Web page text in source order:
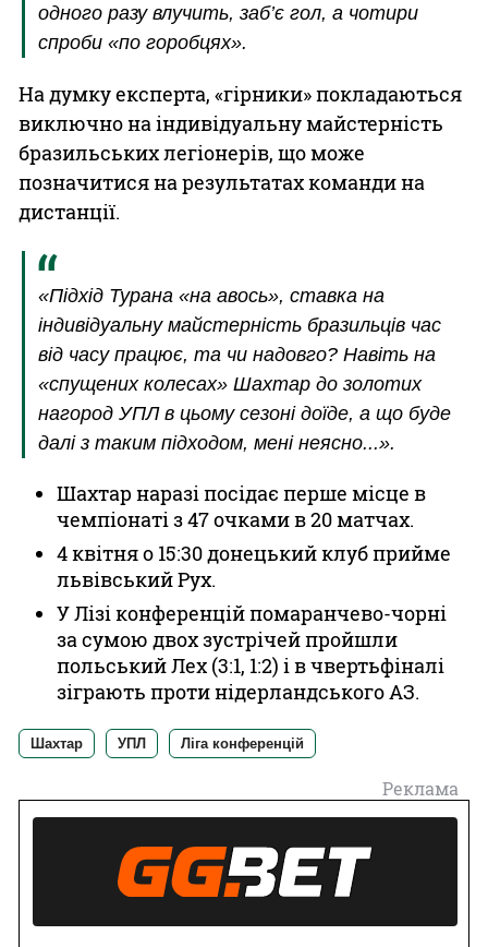
одного разу влучить, заб’є гол, а чотири
спроби «по горобцях».
На думку експерта, «гірники» покладаються
виключно на індивідуальну майстерність
бразильських легіонерів, що може
позначитися на результатах команди на
дистанції.
«Підхід Турана «на авось», ставка на
індивідуальну майстерність бразильців час
від часу працює, та чи надовго? Навіть на
«спущених колесах» Шахтар до золотих
нагород УПЛ в цьому сезоні доїде, а що буде
далі з таким підходом, мені неясно...».
Шахтар наразі посідає перше місце в
чемпіонаті з 47 очками в 20 матчах.
4 квітня о 15:30 донецький клуб прийме
львівський Рух.
У Лізі конференцій помаранчево-чорні
за сумою двох зустрічей пройшли
польський Лех (3:1, 1:2) і в чвертьфіналі
зіграють проти нідерландського АЗ.
Шахтар УПЛ Ліга конференцій
Реклама